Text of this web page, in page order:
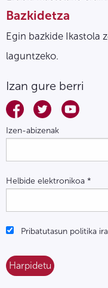
Bazkidetza
Egin bazkide Ikastola
laguntzeko.
Izan gure berri
Izen-abizenak
Helbide elektronikoa *
Pribatutasun politika